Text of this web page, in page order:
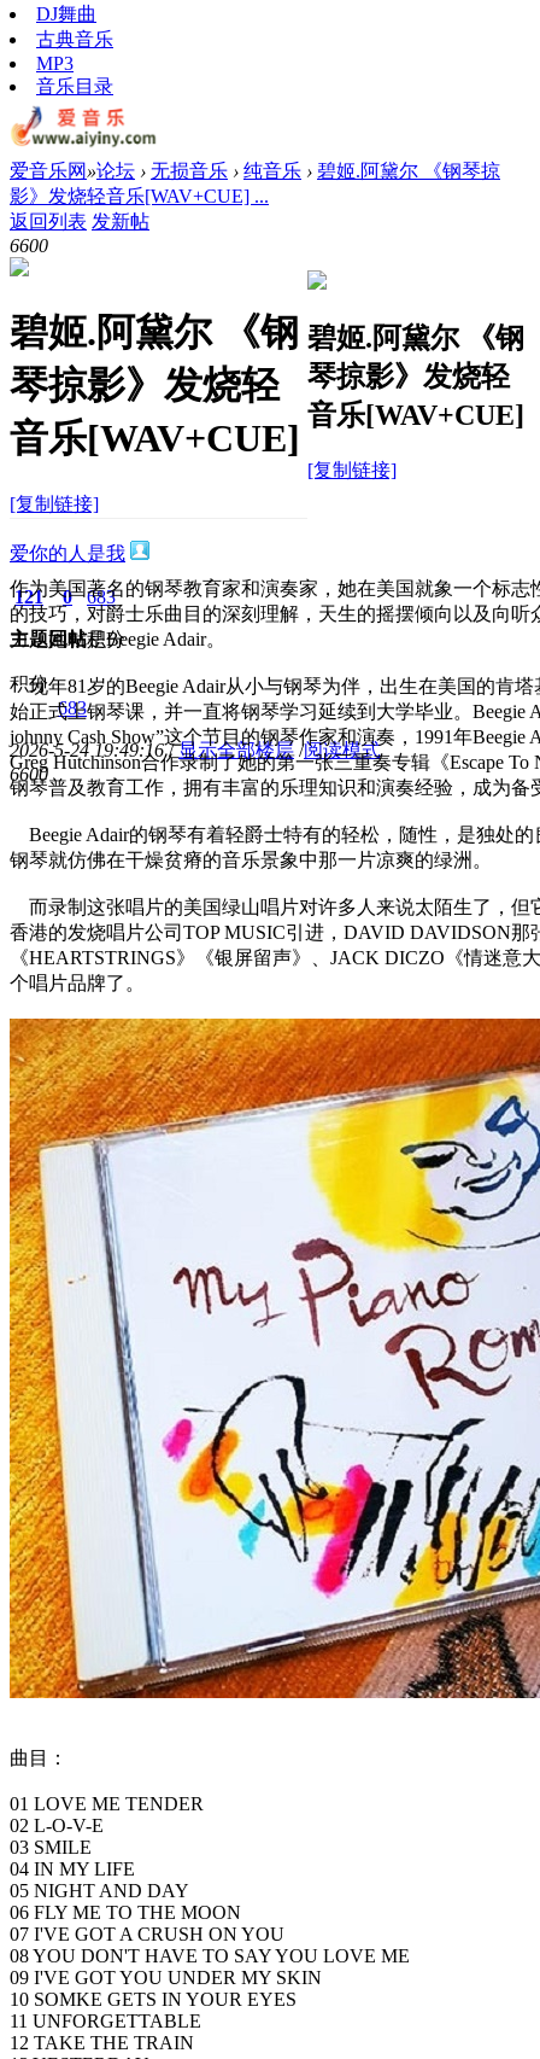
DJ舞曲
古典音乐
MP3
音乐目录
爱音乐网 »论坛 › 无损音乐 › 纯音乐 › 碧姬.阿黛尔 《钢琴掠
影》发烧轻音乐[WAV+CUE] ...
返回列表 发新帖
6600
碧姬.阿黛尔 《钢
琴掠影》发烧轻
音乐[WAV+CUE]
[复制链接]
碧姬.阿黛尔 《钢
琴掠影》发烧轻
音乐[WAV+CUE]
[复制链接]
爱你的人是我
121
主题
0
回帖
683
积分
积分
683
2026-5-24 19:49:16 / 显示全部楼层 /阅读模式
6600
作为美国著名的钢琴教育家和演奏家，她在美国就象一个标
的技巧，对爵士乐曲目的深刻理解，天生的摇摆倾向以及向
力，她就是Beegie Adair。
现年81岁的Beegie Adair从小与钢琴为伴，出生在美国的肯塔
始正式上钢琴课，并一直将钢琴学习延续到大学毕业。Beegie
johnny Cash Show”这个节目的钢琴作家和演奏，1991年Beegie
Greg Hutchinson合作录制了她的第一张三重奏专辑《Escape
钢琴普及教育工作，拥有丰富的乐理知识和演奏经验，成为
Beegie Adair的钢琴有着轻爵士特有的轻松，随性，是独处的
钢琴就仿佛在干燥贫瘠的音乐景象中那一片凉爽的绿洲。
而录制这张唱片的美国绿山唱片对许多人来说太陌生了，但
香港的发烧唱片公司TOP MUSIC引进，DAVID DAVIDSON那
《HEARTSTRINGS》《银屏留声》、JACK DICZO《情迷意
个唱片品牌了。
曲目：
01 LOVE ME TENDER
02 L-O-V-E
03 SMILE
04 IN MY LIFE
05 NIGHT AND DAY
06 FLY ME TO THE MOON
07 I'VE GOT A CRUSH ON YOU
08 YOU DON'T HAVE TO SAY YOU LOVE ME
09 I'VE GOT YOU UNDER MY SKIN
10 SOMKE GETS IN YOUR EYES
11 UNFORGETTABLE
12 TAKE THE TRAIN